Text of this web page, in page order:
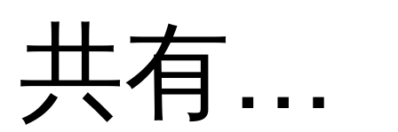
智能-盘
共有分类：自然语义分析NLP平台